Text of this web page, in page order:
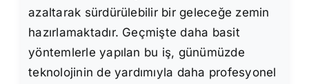
azaltarak sürdürülebilir bir geleceğe zemin
hazırlamaktadır. Geçmişte daha basit
yöntemlerle yapılan bu iş, günümüzde
teknolojinin de yardımıyla daha profesyonel